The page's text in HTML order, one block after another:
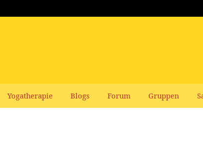
Yogatherapie Blogs Forum Gruppen